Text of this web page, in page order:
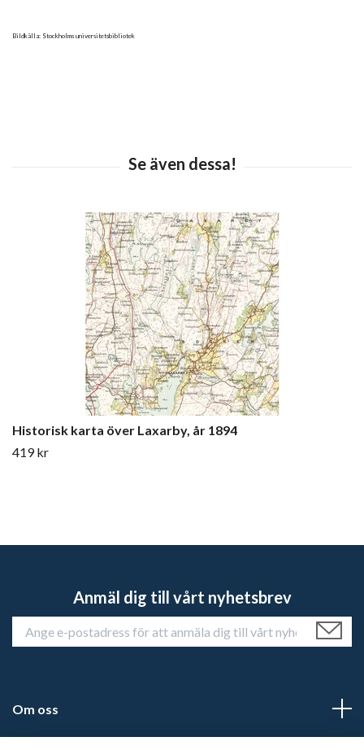
Bildkälla: Stockholms universitetsbibliotek
Historisk karta över Laxarby, år 1894
419 kr
Anmäl dig till vårt nyhetsbrev
Om oss